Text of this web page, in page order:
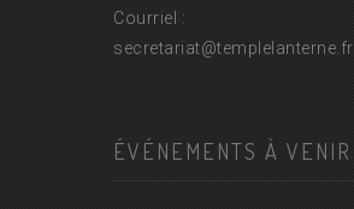
Courriel :
secretariat@templelanterne.fr
ÉVÉNEMENTS À VENIR